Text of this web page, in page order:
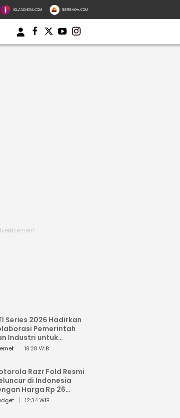
IKLANDISINI.COM SERBADA.COM
Series 2026 Hadirkan
Pemerintah
Industri untuk
18:28 WIB
Razr Fold Resmi
di Indonesia
Harga Rp 26
12:34 WIB